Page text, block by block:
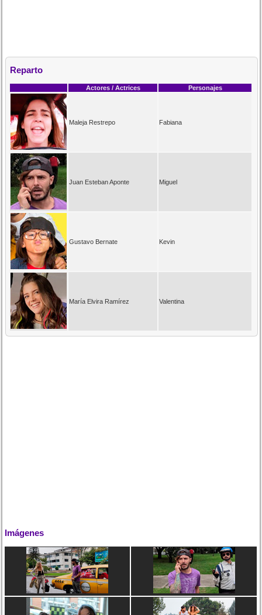
Reparto
Actores / Actrices Personajes
Maleja Restrepo Fabiana
Juan Esteban Aponte Miguel
Gustavo Bernate Kevin
María Elvira Ramírez Valentina
Imágenes